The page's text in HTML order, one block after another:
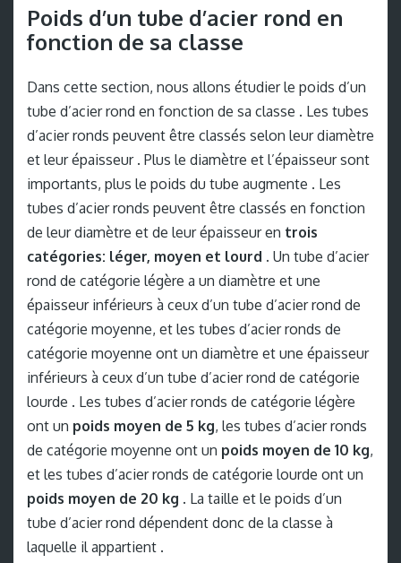
Poids d’un tube d’acier rond en
fonction de sa classe
Dans cette section, nous allons étudier le poids d’un
tube d’acier rond en fonction de sa classe . Les tubes
d’acier ronds peuvent être classés selon leur diamètre
et leur épaisseur . Plus le diamètre et l’épaisseur sont
importants, plus le poids du tube augmente . Les
tubes d’acier ronds peuvent être classés en fonction
de leur diamètre et de leur épaisseur en trois
catégories: léger, moyen et lourd . Un tube d’acier
rond de catégorie légère a un diamètre et une
épaisseur inférieurs à ceux d’un tube d’acier rond de
catégorie moyenne, et les tubes d’acier ronds de
catégorie moyenne ont un diamètre et une épaisseur
inférieurs à ceux d’un tube d’acier rond de catégorie
lourde . Les tubes d’acier ronds de catégorie légère
ont un poids moyen de 5 kg, les tubes d’acier ronds
de catégorie moyenne ont un poids moyen de 10 kg,
et les tubes d’acier ronds de catégorie lourde ont un
poids moyen de 20 kg . La taille et le poids d’un
tube d’acier rond dépendent donc de la classe à
laquelle il appartient .